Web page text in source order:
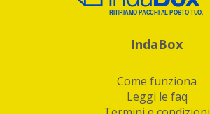
IndaBox
Come funziona
Leggi le faq